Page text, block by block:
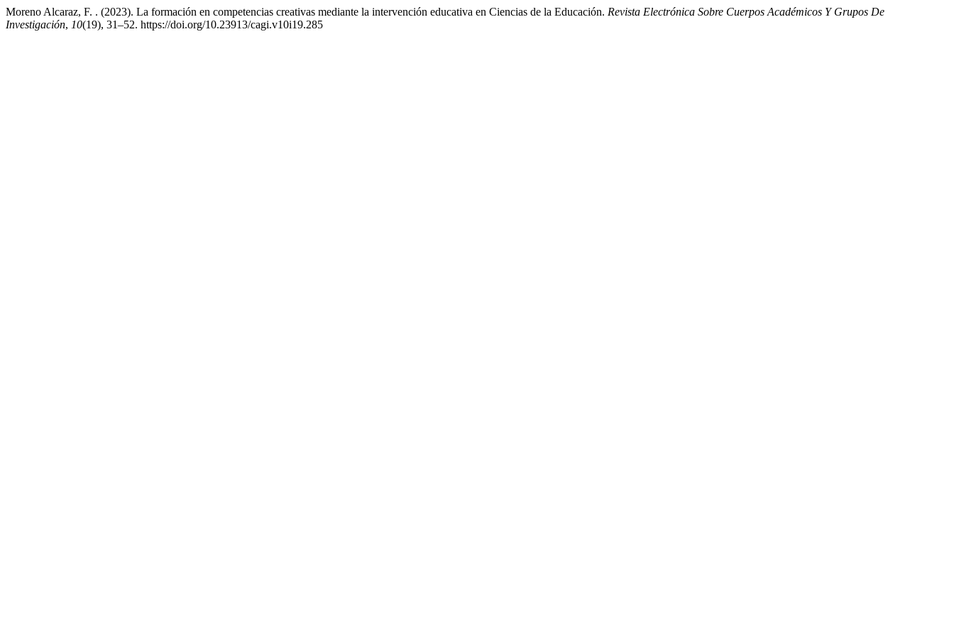
Moreno Alcaraz, F. . (2023). La formación en competencias creativas mediante la intervención educativa en Ciencias de la Educación. Revista Electrónica Sobre Cuerpos Académicos Y Grupos De
Investigación, 10(19), 31–52. https://doi.org/10.23913/cagi.v10i19.285